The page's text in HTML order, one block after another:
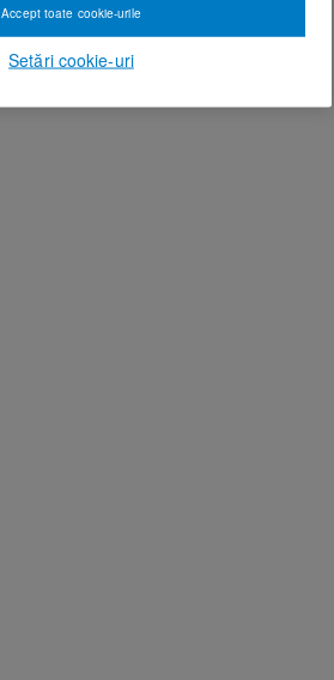
Setări cookie-uri
Accept toate cookie-urile